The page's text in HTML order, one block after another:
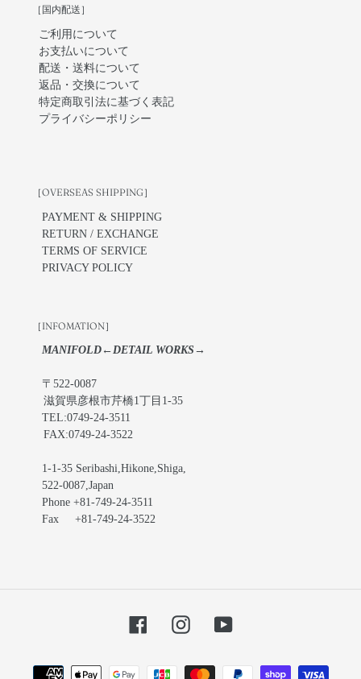
［国内配送］
ご利用について
お支払いについて
配送・送料について
返品・交換について
特定商取引法に基づく表記
プライバシーポリシー
［OVERSEAS SHIPPING］
PAYMENT & SHIPPING
RETURN / EXCHANGE
TERMS OF SERVICE
PRIVACY POLICY
［INFOMATION］
MANIFOLD←DETAIL WORKS→
〒522-0087
滋賀県彦根市芹橋1丁目1-35
TEL:0749-24-3511
FAX:0749-24-3522
1-1-35 Seribashi,Hikone,Shiga,
522-0087,Japan
Phone +81-749-24-3511
Fax +81-749-24-3522
FacebookInstagramYouTube
お